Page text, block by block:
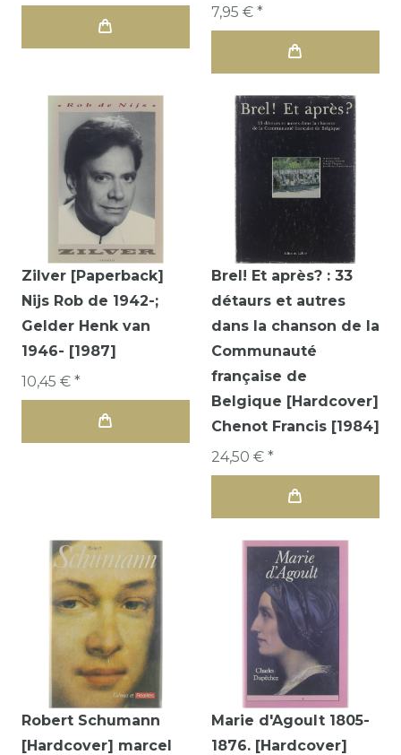
7,95 € *
Zilver [Paperback]
Nijs Rob de 1942-;
Gelder Henk van
1946- [1987]
10,45 € *
Brel! Et après? : 33
détaurs et autres
dans la chanson de la
Communauté
française de
Belgique [Hardcover]
Chenot Francis [1984]
24,50 € *
Robert Schumann
[Hardcover] marcel
Marie d'Agoult 1805-
1876. [Hardcover]